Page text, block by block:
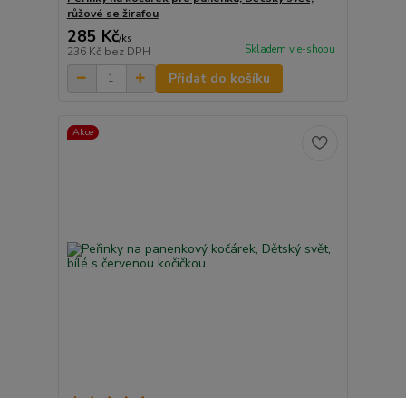
růžové se žirafou
285 Kč/ks
236 Kč bez DPH Skladem v e-shopu
Přidat do košíku
Akce